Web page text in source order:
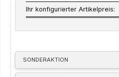
SONDERAKTION
Ihr konfigurierter Artikelpreis: